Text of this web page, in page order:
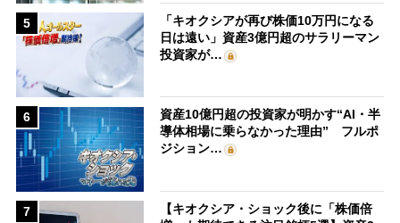
5
「キオクシアが再び株価10万円になる
日は遠い」資産3億円超のサラリーマン
投資家が…
6
資産10億円超の投資家が明かす“AI・半
導体相場に乗らなかった理由” フルポ
ジション…
7
【キオクシア・ショック後に「株価倍